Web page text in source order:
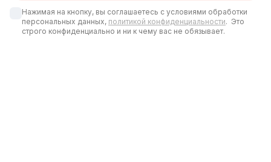
Нажимая на кнопку, вы соглашаетесь с условиями обработки
персональных данных, политикой конфиденциальности.  Это
строго конфиденциально и ни к чему вас не обязывает.